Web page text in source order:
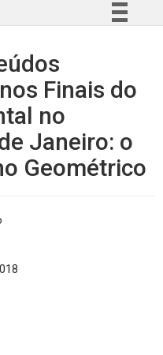
Comunica BR
Participe
Acesso à informação
Legislação
Finais do
no
Janeiro: o
Geométrico